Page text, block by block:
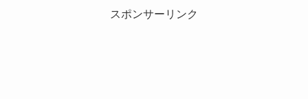
スポンサーリンク